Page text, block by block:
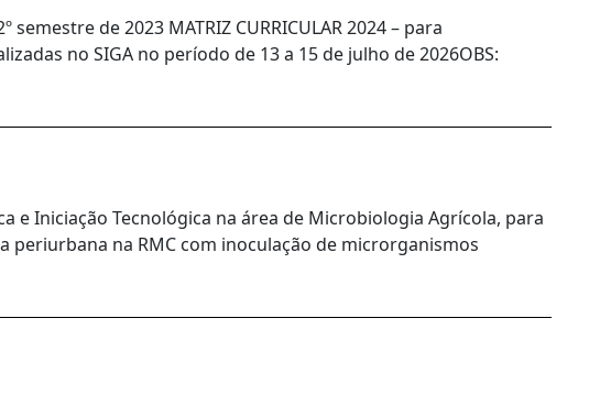
semestre de 2023 MATRIZ CURRICULAR 2024 – para
no SIGA no período de 13 a 15 de julho de 2026OBS:
e Iniciação Tecnológica na área de Microbiologia Agrícola, para
na RMC com inoculação de microrganismos